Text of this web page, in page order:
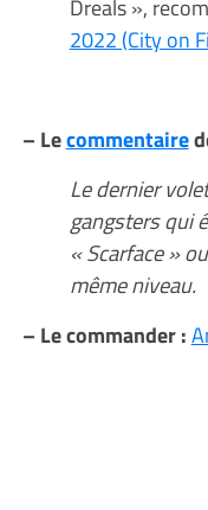
Dreals »,
2022 (City on
– Lecommentaire
Le dernier
gangsters qui
« Scarface »
même niveau.
– Le commander :